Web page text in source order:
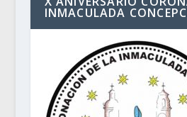
INMACULADA